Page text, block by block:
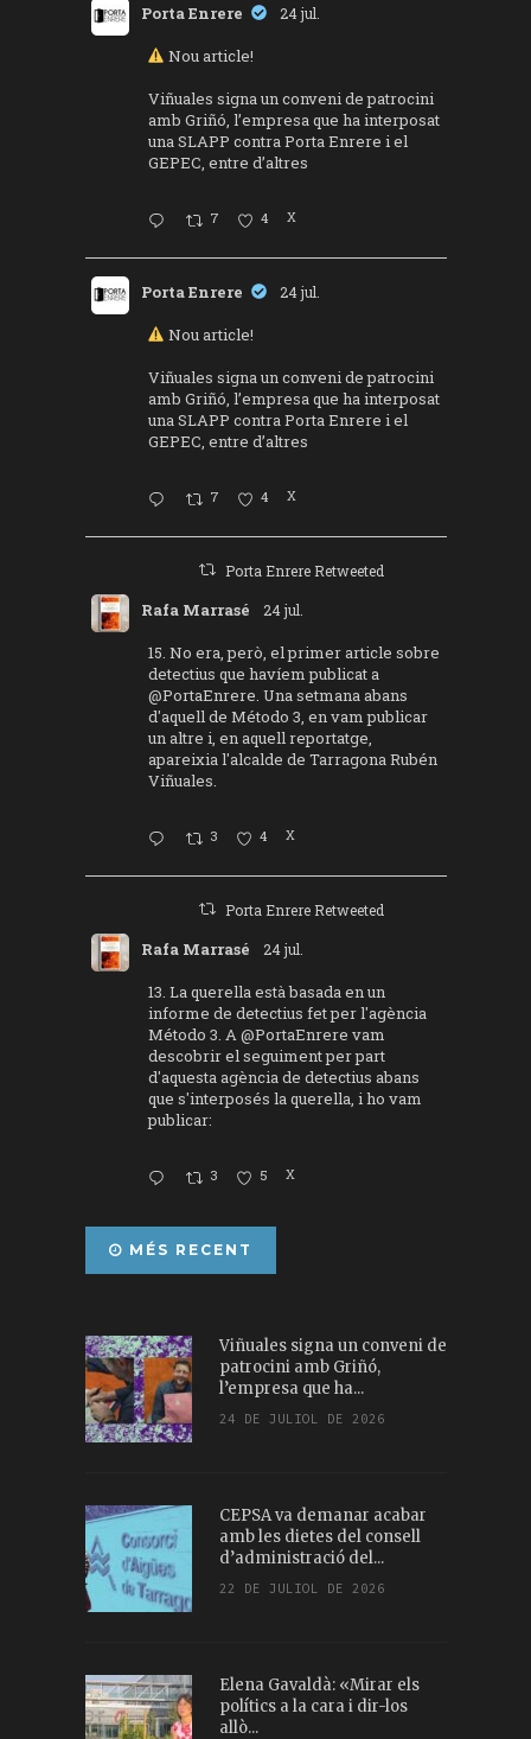
Porta Enrere 24 jul.
Nou article!
Viñuales signa un conveni de patrocini
amb Griñó, l’empresa que ha interposat
una SLAPP contra Porta Enrere i el
GEPEC, entre d’altres
7 4 X
Porta Enrere 24 jul.
Nou article!
Viñuales signa un conveni de patrocini
amb Griñó, l’empresa que ha interposat
una SLAPP contra Porta Enrere i el
GEPEC, entre d’altres
7 4 X
Porta Enrere Retweeted
Rafa Marrasé 24 jul.
15. No era, però, el primer article sobre
detectius que havíem publicat a
@PortaEnrere. Una setmana abans
d'aquell de Método 3, en vam publicar
un altre i, en aquell reportatge,
apareixia l'alcalde de Tarragona Rubén
Viñuales.
3 4 X
Porta Enrere Retweeted
Rafa Marrasé 24 jul.
13. La querella està basada en un
informe de detectius fet per l'agència
Método 3. A@PortaEnrere vam
descobrir el seguiment per part
d'aquesta agència de detectius abans
que s'interposés la querella, i ho vam
publicar:
3 5 X
MÉS RECENT
Viñuales signa un conveni de
patrocini amb Griñó,
l’empresa que ha...
24 DE JULIOL DE 2026
CEPSA va demanar acabar
amb les dietes del consell
d’administració del...
22 DE JULIOL DE 2026
Elena Gavaldà: «Mirar els
polítics a la cara i dir-los
allò...